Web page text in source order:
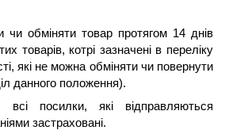
чи обміняти товар протягом 14 днів
товарів, котрі зазначені в переліку
які не можна обміняти чи повернути
данного положення).
посилки, які відправляються
застраховані.